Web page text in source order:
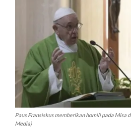
Paus Fransiskus memberikan homili pada Misa
Media)